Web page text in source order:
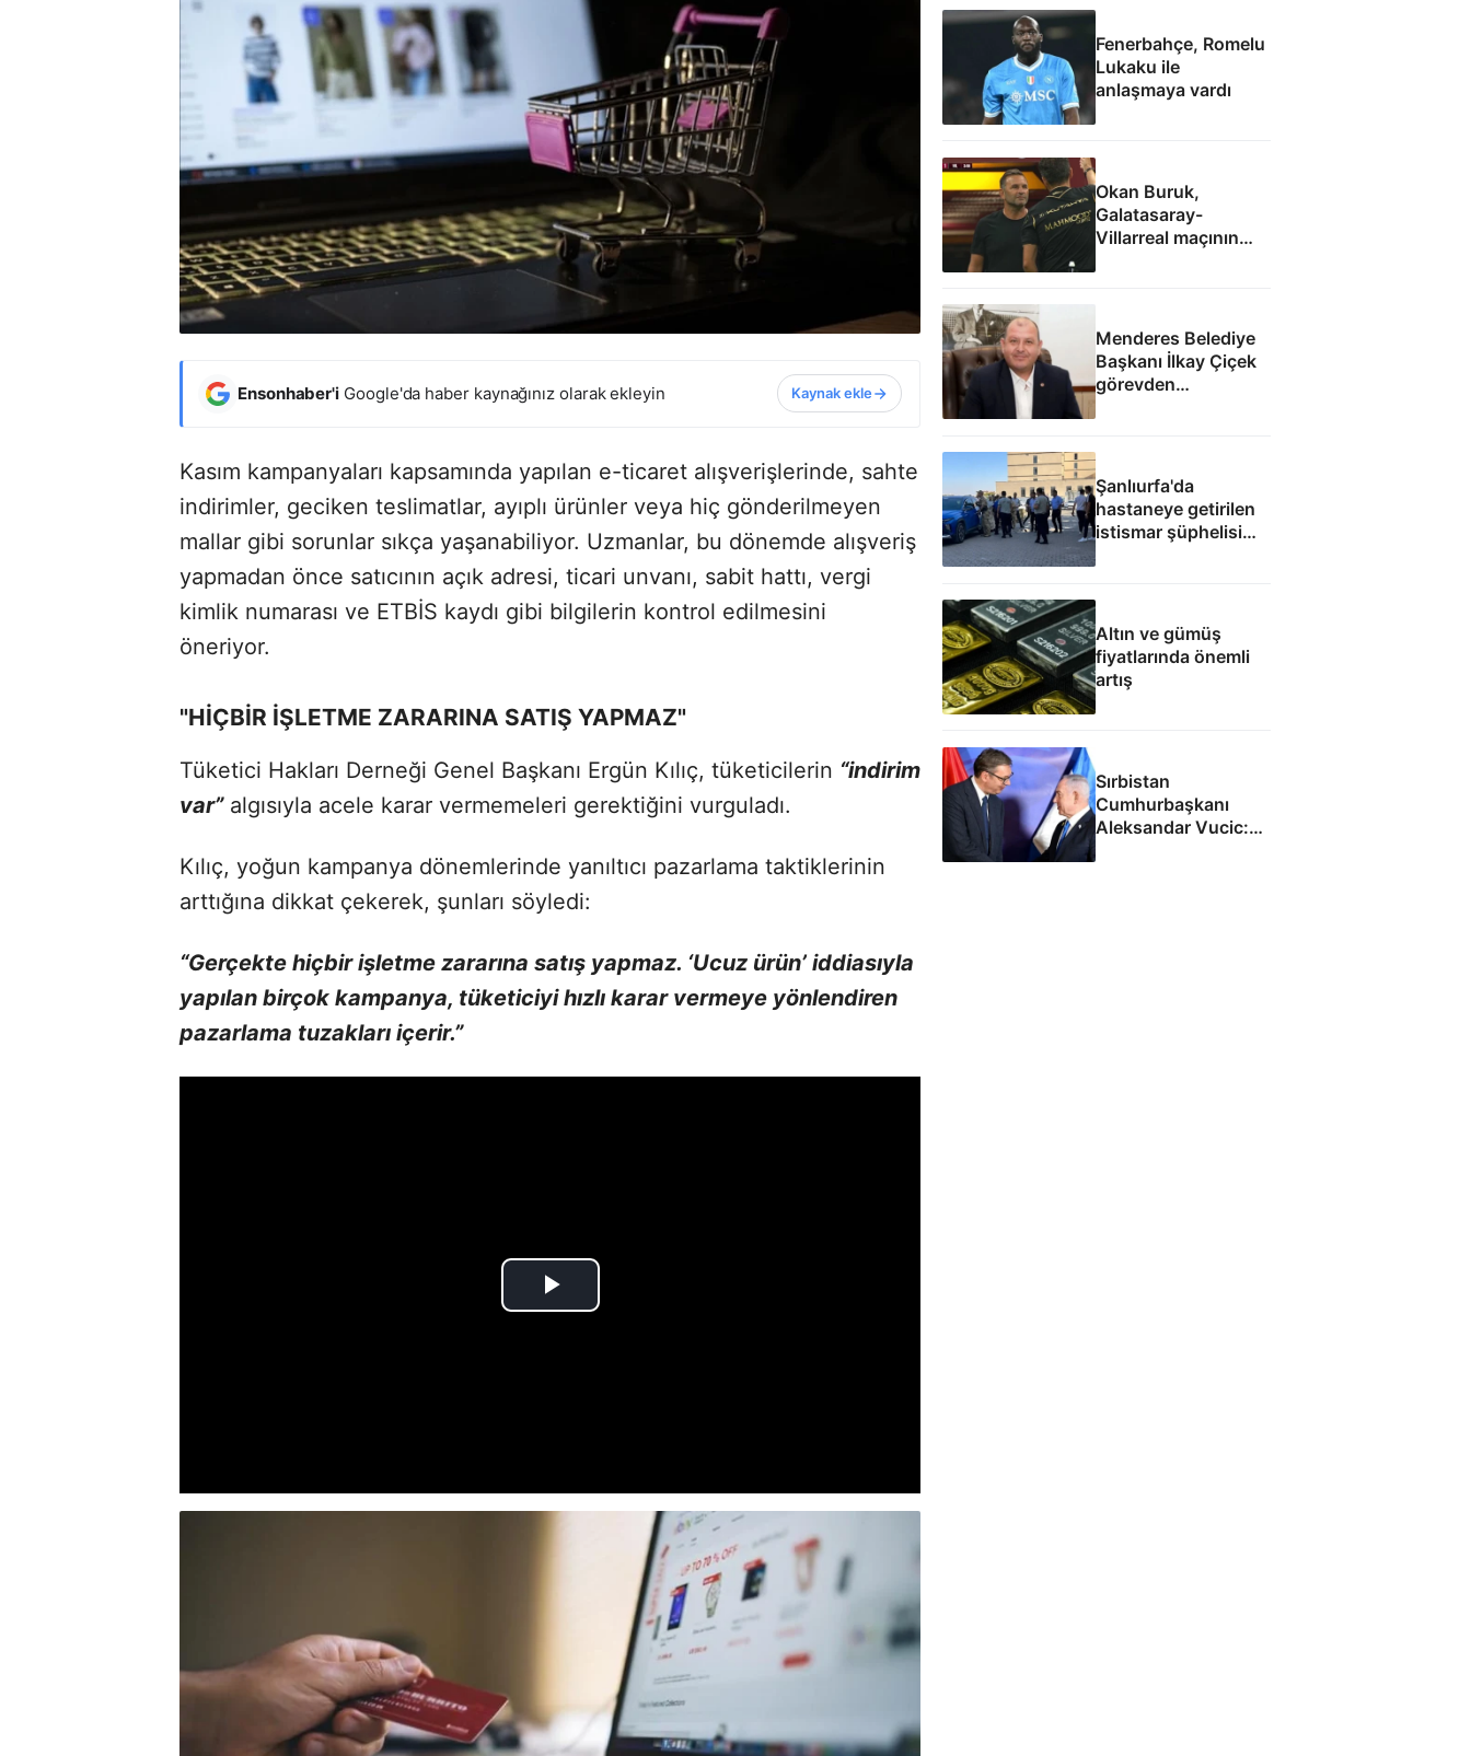
Ensonhaber'i Google'da haber kaynağınız olarak ekleyin Kaynak ekle
Kasım kampanyaları kapsamında yapılan e-ticaret alışverişlerinde, sahte
indirimler, geciken teslimatlar, ayıplı ürünler veya hiç gönderilmeyen
mallar gibi sorunlar sıkça yaşanabiliyor. Uzmanlar, bu dönemde alışveriş
yapmadan önce satıcının açık adresi, ticari unvanı, sabit hattı, vergi
kimlik numarası ve ETBİS kaydı gibi bilgilerin kontrol edilmesini
öneriyor.
"HİÇBİR İŞLETME ZARARINA SATIŞ YAPMAZ"
Tüketici Hakları Derneği Genel Başkanı Ergün Kılıç, tüketicilerin “indirim
var”algısıyla acele karar vermemeleri gerektiğini vurguladı.
Kılıç, yoğun kampanya dönemlerinde yanıltıcı pazarlama taktiklerinin
arttığına dikkat çekerek, şunları söyledi:
“Gerçekte hiçbir işletme zararına satış yapmaz. ‘Ucuz ürün’ iddiasıyla
yapılan birçok kampanya, tüketiciyi hızlı karar vermeye yönlendiren
pazarlama tuzakları içerir.”
Fenerbahçe, Romelu
Lukaku ile
anlaşmaya vardı
Okan Buruk,
Galatasaray-
Villarreal maçının
Menderes Belediye
Başkanı İlkay Çiçek
görevden
Şanlıurfa'da
hastaneye getirilen
istismar şüphelisi
silahlı saldırıda
Altın ve gümüş
fiyatlarında önemli
artış
Sırbistan
Cumhurbaşkanı
Aleksandar Vucic:
İsrail ile SİHA